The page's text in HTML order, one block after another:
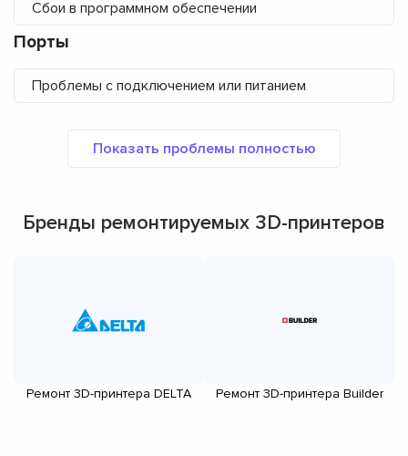
Сбои в программном обеспечении
Порты
Проблемы с подключением или питанием
Бренды ремонтируемых 3D-принтеров
Ремонт 3D-принтера DELTA Ремонт 3D-принтера Builder